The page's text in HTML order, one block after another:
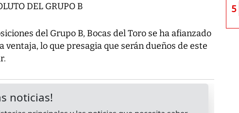
DEL GRUPO B
del Grupo B, Bocas del Toro se ha afianzado
ventaja, lo que presagia que serán dueños de este
5